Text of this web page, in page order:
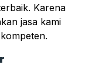
Karena
jasa kami